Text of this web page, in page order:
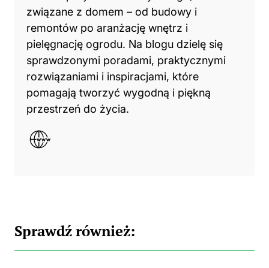
związane z domem – od budowy i
remontów po aranżację wnętrz i
pielęgnację ogrodu. Na blogu dzielę się
sprawdzonymi poradami, praktycznymi
rozwiązaniami i inspiracjami, które
pomagają tworzyć wygodną i piękną
przestrzeń do życia.
Sprawdź również: